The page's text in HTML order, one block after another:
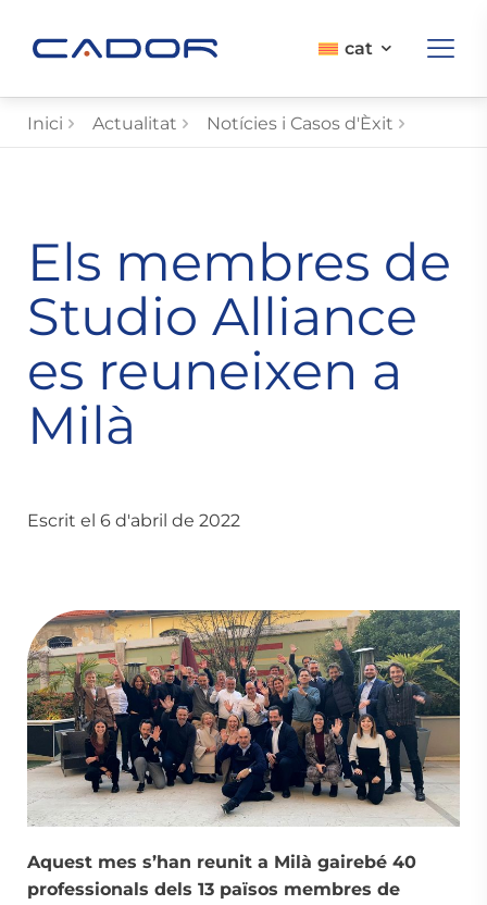
cat
Inici Actualitat Notícies i Casos d'Èxit
Els membres de
Studio Alliance
es reuneixen a
Milà
Escrit el 6 d'abril de 2022
Aquest mes s’han reunit a Milà gairebé 40
professionals dels 13 països membres de